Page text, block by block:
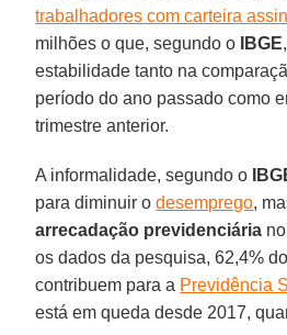
trabalhadores com carteira
milhões o que, segundo o
IBGE
estabilidade tanto na
período do ano passado como
trimestre anterior.
A informalidade, segundo o
para diminuir odesemprego,
arrecadação previdenciária
os dados da pesquisa, 62,4%
contribuem para a Previdência
está em queda desde 2017,